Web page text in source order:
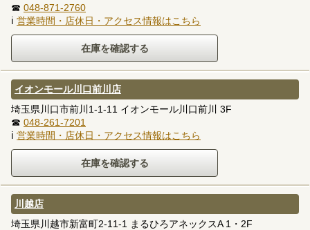
☎ 048-871-2760
ℹ 営業時間・店休日・アクセス情報はこちら
イオンモール川口前川店
埼玉県川口市前川1-1-11 イオンモール川口前川 3F
☎ 048-261-7201
ℹ 営業時間・店休日・アクセス情報はこちら
川越店
埼玉県川越市新富町2-11-1 まるひろアネックスA 1・2F